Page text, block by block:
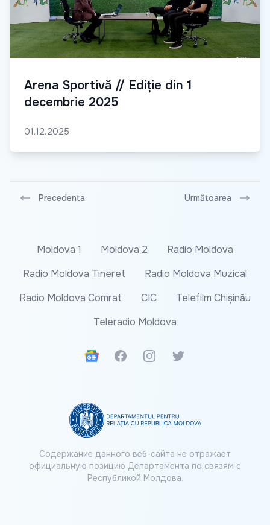
Arena Sportivă // Ediție din 1
decembrie 2025
01.12.2025
Precedenta Următoarea
Moldova 1 Moldova 2
Radio Moldova
Radio Moldova Tineret
Radio Moldova Muzical
Radio Moldova Comrat
CIC
Telefilm Chișinău
Teleradio Moldova
Google News
FacebookInstagramTwitter
Содержание данного веб-сайта не отражает
официальную позицию Департамента по связям с
Республикой Молдова.